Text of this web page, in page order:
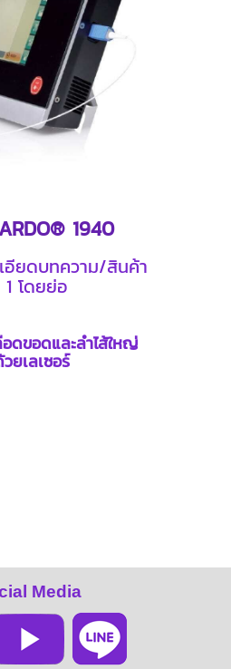
1940
อียดบทความ/สินค้า
โดยย่อ
ดขอดและลำไส้ใหญ่
ยเลเซอร์
Media